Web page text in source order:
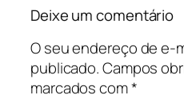
Deixe um comentário
O seu endereço de e-
publicado.Campos
marcados com*